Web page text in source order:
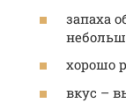
запаха
хорошо
вкус –